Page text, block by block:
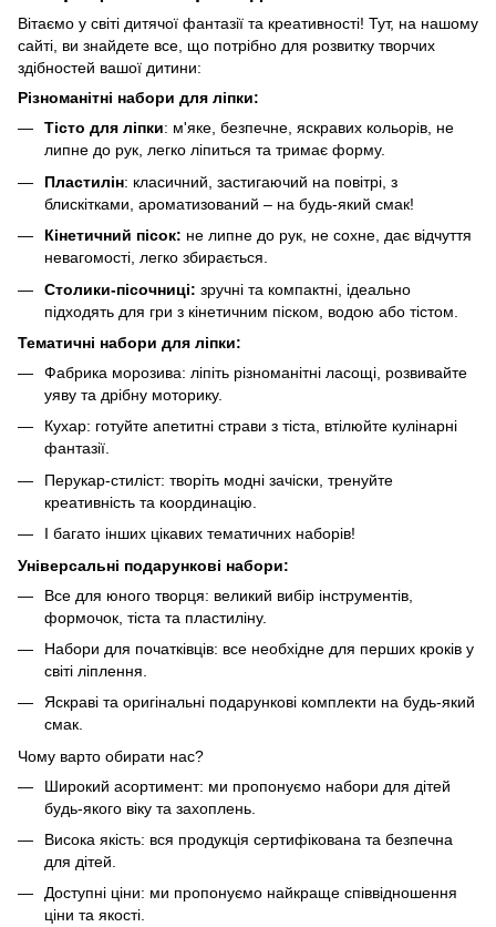
Вітаємо у світі дитячої фантазії та креативності! Тут, на нашому
сайті, ви знайдете все, що потрібно для розвитку творчих
здібностей вашої дитини:
Різноманітні набори для ліпки:
Тісто для ліпки: м'яке, безпечне, яскравих кольорів, не
липне до рук, легко ліпиться та тримає форму.
Пластилін: класичний, застигаючий на повітрі, з
блискітками, ароматизований – на будь-який смак!
Кінетичний пісок: не липне до рук, не сохне, дає відчуття
невагомості, легко збирається.
Столики-пісочниці: зручні та компактні, ідеально
підходять для гри з кінетичним піском, водою або тістом.
Тематичні набори для ліпки:
Фабрика морозива: ліпіть різноманітні ласощі, розвивайте
уяву та дрібну моторику.
Кухар: готуйте апетитні страви з тіста, втілюйте кулінарні
фантазії.
Перукар-стиліст: творіть модні зачіски, тренуйте
креативність та координацію.
І багато інших цікавих тематичних наборів!
Універсальні подарункові набори:
Все для юного творця: великий вибір інструментів,
формочок, тіста та пластиліну.
Набори для початківців: все необхідне для перших кроків у
світі ліплення.
Яскраві та оригінальні подарункові комплекти на будь-який
смак.
Чому варто обирати нас?
Широкий асортимент: ми пропонуємо набори для дітей
будь-якого віку та захоплень.
Висока якість: вся продукція сертифікована та безпечна
для дітей.
Доступні ціни: ми пропонуємо найкраще співвідношення
ціни та якості.